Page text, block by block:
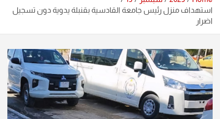
استهداف منزل رئيس جامعة القادسية بقنبلة يدوية دون تسجيل
اضرار